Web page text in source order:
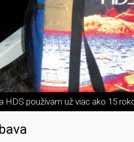
HDS používam už viac ako 15